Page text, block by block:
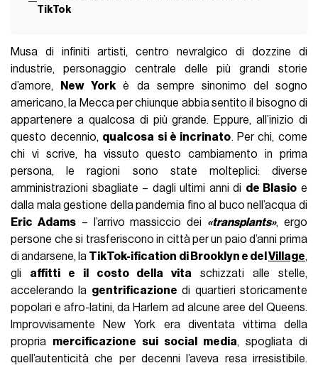
TikTok
Musa di infiniti artisti, centro nevralgico di dozzine di
industrie, personaggio centrale delle più grandi storie
d’amore,
New York è da sempre sinonimo del sogno
americano, la Mecca per chiunque abbia sentito il bisogno di
appartenere a qualcosa di più grande. Eppure, all’inizio di
questo decennio, qualcosa si è incrinato. Per chi, come
chi vi scrive, ha vissuto questo cambiamento in prima
persona, le ragioni sono state molteplici: diverse
amministrazioni sbagliate – dagli ultimi anni di de Blasio e
dalla mala gestione della pandemia fino al buco nell’acqua di
Eric Adams– l’arrivo massiccio dei «transplants», ergo
persone che si trasferiscono in città per un paio d’anni prima
di andarsene, la TikTok-ification di Brooklyn e del Village,
gli affitti e il costo della vita schizzati alle stelle,
accelerando la gentrificazione di quartieri storicamente
popolari e afro-latini, da Harlem ad alcune aree del Queens.
Improvvisamente New York era diventata vittima della
propria mercificazione sui social media, spogliata di
quell’autenticità che per decenni l’aveva resa irresistibile.